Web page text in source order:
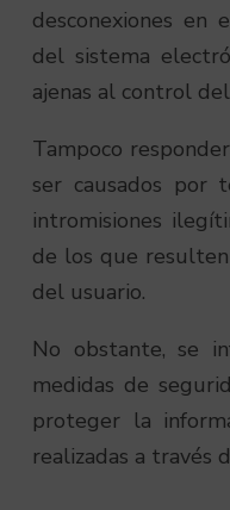
desconexiones en
del sistema
ajenas al control
Tampoco
ser causados por
intromisiones
de los que
del usuario.
No obstante, se
medidas de
proteger la
realizadas a través